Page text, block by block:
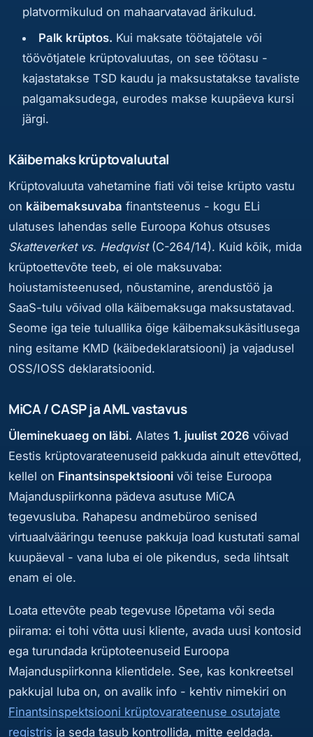
platvormikulud on mahaarvatavad ärikulud.
Palk krüptos. Kui maksate töötajatele või
töövõtjatele krüptovaluutas, on see töötasu -
kajastatakse TSD kaudu ja maksustatakse tavaliste
palgamaksudega, eurodes makse kuupäeva kursi
järgi.
Käibemaks krüptovaluutal
Krüptovaluuta vahetamine fiati või teise krüpto vastu
on käibemaksuvaba finantsteenus - kogu ELi
ulatuses lahendas selle Euroopa Kohus otsuses
Skatteverket vs. Hedqvist(C-264/14). Kuid kõik, mida
krüptoettevõte teeb, ei ole maksuvaba:
hoiustamisteenused, nõustamine, arendustöö ja
SaaS-tulu võivad olla käibemaksuga maksustatavad.
Seome iga teie tuluallika õige käibemaksukäsitlusega
ning esitame KMD (käibedeklaratsiooni) ja vajadusel
OSS/IOSS deklaratsioonid.
MiCA / CASP ja AML vastavus
Üleminekuaeg on läbi. Alates 1. juulist 2026 võivad
Eestis krüptovarateenuseid pakkuda ainult ettevõtted,
kellel on Finantsinspektsiooni või teise Euroopa
Majanduspiirkonna pädeva asutuse MiCA
tegevusluba. Rahapesu andmebüroo senised
virtuaalvääringu teenuse pakkuja load kustutati samal
kuupäeval - vana luba ei ole pikendus, seda lihtsalt
enam ei ole.
Loata ettevõte peab tegevuse lõpetama või seda
piirama: ei tohi võtta uusi kliente, avada uusi kontosid
ega turundada krüptoteenuseid Euroopa
Majanduspiirkonna klientidele. See, kas konkreetsel
pakkujal luba on, on avalik info - kehtiv nimekiri on
Finantsinspektsiooni krüptovarateenuse osutajate
registris ja seda tasub kontrollida, mitte eeldada.